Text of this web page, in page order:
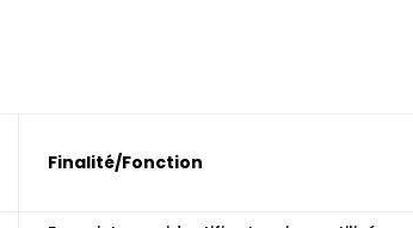
Finalité/Fonction